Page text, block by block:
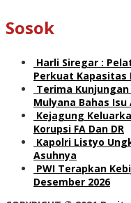
Sosok
Harli Siregar :
Perkuat Kapasitas
Terima Kunjungan
Mulyana Bahas Isu
Kejagung
Korupsi FA Dan DR
Kapolri Listyo
Asuhnya
PWI Terapkan
Desember 2026